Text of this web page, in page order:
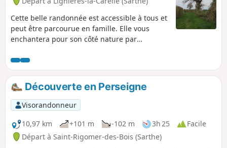
Cette belle randonnée est accessible à tous et
peut être parcourue en famille. Elle vous
enchantera pour son côté nature par
sur la commune (90 % en chemins de terre et
10% de goudron). Vous pourrez admirer le
Manoir de la Juisselerie et bien d'autres
curiosités. Il n'est pas rare de rencontrer
écureuils, renards, chevreuils et autres
animaux. À faire plutôt sur la période d'avril à
octobre car humide lorsqu'il pleut
abondamment.
Découverte en Perseigne
Visorandonneur
10,97 km
+101 m -102 m 3h 25
Facile
Départ à Saint-Rigomer-des-Bois (Sarthe)